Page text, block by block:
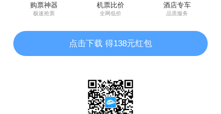
购票神器
极速抢票
机票比价
全网低价
酒店专车
品质服务
点击下载 得138元红包